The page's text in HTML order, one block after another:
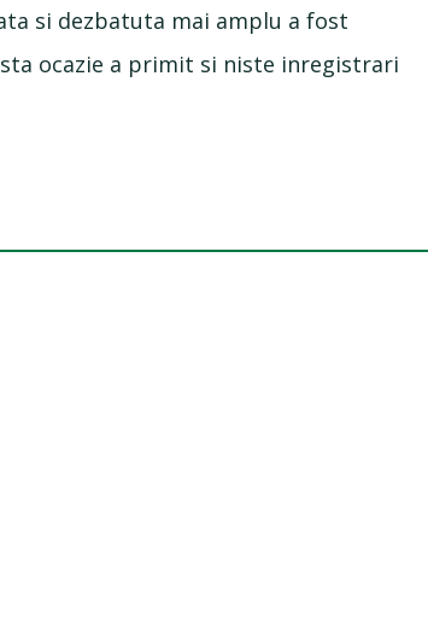
si dezbatuta mai amplu a fost
ocazie a primit si niste inregistrari